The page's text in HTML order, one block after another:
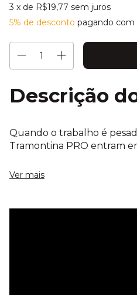
3 x de R$19,77 sem juros
5% de desconto pagando com
Descrição
Quando o trabalho é
Tramontina PRO entram
parafusos através de
Ver mais